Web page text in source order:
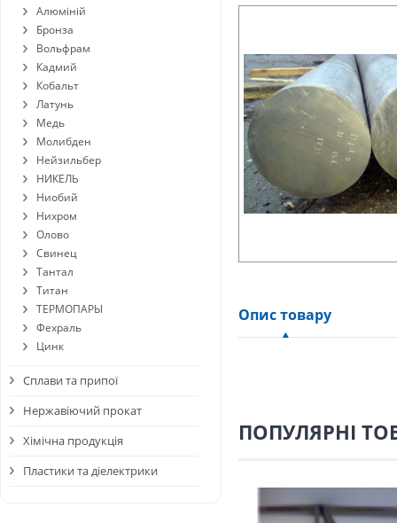
Опис товару
ПОПУЛЯРНІ
Алюміній
Бронза
Вольфрам
Кадмий
Кобальт
Латунь
Медь
Молибден
Нейзильбер
НИКЕЛЬ
Ниобий
Нихром
Олово
Свинец
Тантал
Титан
ТЕРМОПАРЫ
Фехраль
Цинк
Сплави та припої
Нержавіючий прокат
Хімічна продукція
Пластики та діелектрики